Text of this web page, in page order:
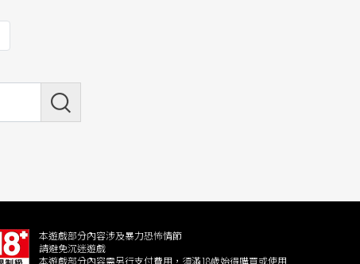
本遊戲部分內容涉及暴力恐怖情節
請避免沉迷遊戲
本遊戲部分內容需另行支付費用，須滿18歲始得購買或使用